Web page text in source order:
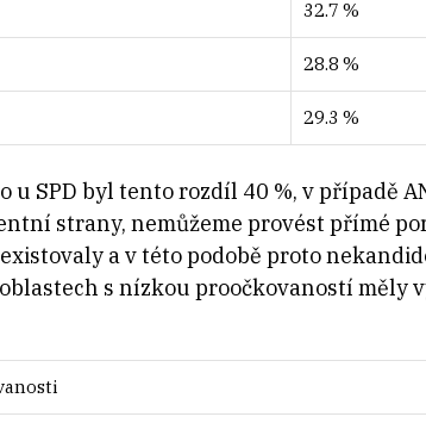
32.7 %
28.8 %
29.3 %
u SPD byl tento rozdíl 40 %, v případě
strany, nemůžeme provést přímé
a v této podobě proto
s nízkou proočkovaností měly